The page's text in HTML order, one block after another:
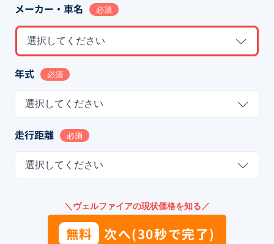
メーカー・車名 必須
選択してください
年式 必須
選択してください
走行距離 必須
選択してください
＼ヴェルファイアの現状価格を知る／
無料 次へ(30秒で完了)